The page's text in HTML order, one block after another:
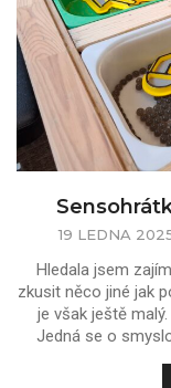
19 LEDNA
Hledala jsem
zkusit něco jiné jak
je však ještě
Jedná se o